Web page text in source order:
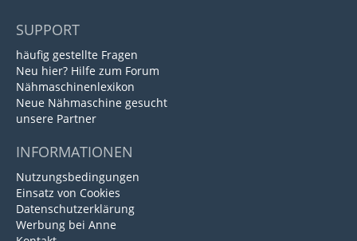
SUPPORT
häufig gestellte Fragen
Neu hier? Hilfe zum Forum
Nähmaschinenlexikon
Neue Nähmaschine gesucht
unsere Partner
INFORMATIONEN
Nutzungsbedingungen
Einsatz von Cookies
Datenschutzerklärung
Werbung bei Anne